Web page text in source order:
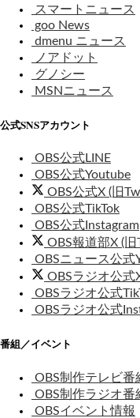
スマートニュース
goo News
dmenu ニュース
ノアドット
グノシー
MSNニュース
公式SNSアカウント
OBS公式LINE
OBS公式Youtube
OBS公式X (旧
OBS公式TikTok
OBS公式Instagram
OBS報道部X (
OBSニュース公式
OBSラジオ公式
OBSラジオ公式
OBSラジオ公式
番組／イベント
OBS制作テレビ番
OBS制作ラジオ番
OBSイベント情報